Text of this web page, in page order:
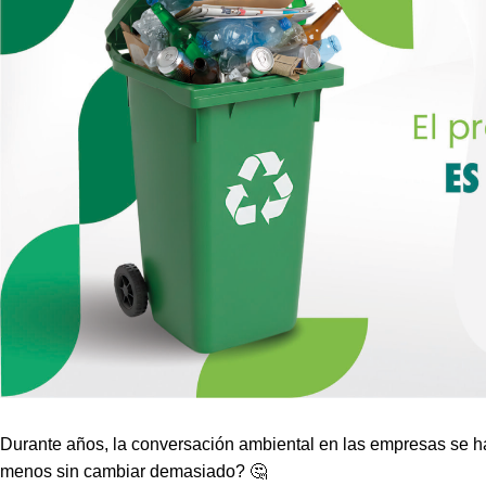
Durante años, la conversación ambiental en las empresas se
menos sin cambiar demasiado? 🤔